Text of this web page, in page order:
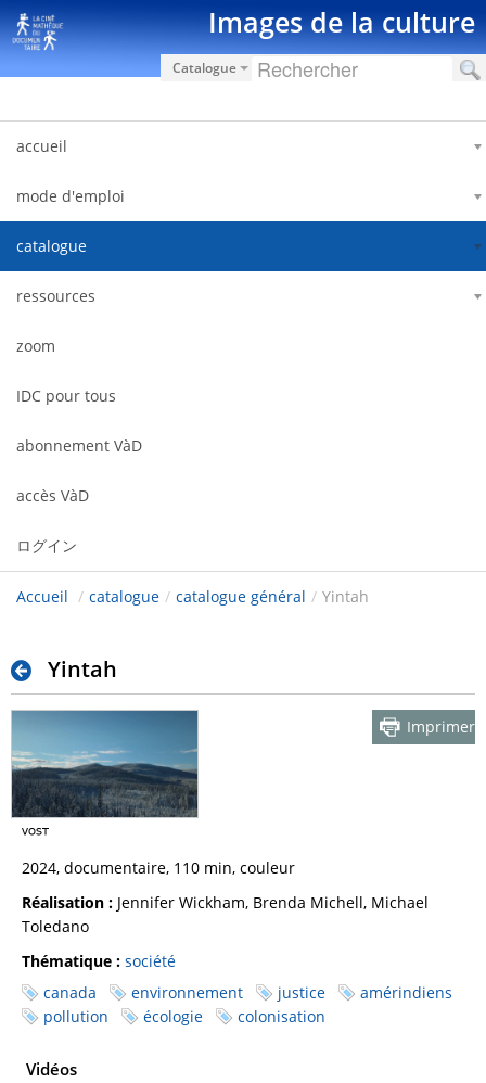
内容へスキップ Images de la culture
Catalogue
accueil
mode d'emploi
catalogue
ressources
zoom
IDC pour tous
abonnement VàD
accès VàD
ログイン
Accueil / catalogue / catalogue général / Yintah
Yintah
Imprimer
2024, documentaire, 110 min, couleur
Réalisation : Jennifer Wickham, Brenda Michell, Michael
Toledano
Thématique : société
canada
environnement justice
amérindiens
pollution
écologie colonisation
Vidéos